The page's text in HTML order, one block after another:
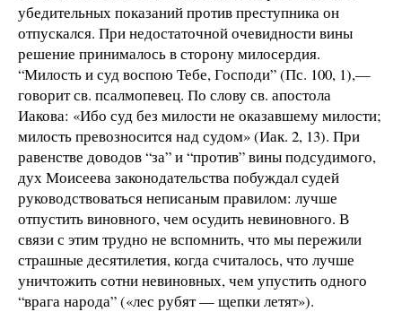
убедительных показаний против преступника он
отпускался. При недостаточной очевидности вины
решение принималось в сторону милосердия.
“Милость и суд воспою Тебе, Господи” (Пс. 100, 1),—
говорит св. псалмопевец. По слову св. апостола
Иакова: «Ибо суд без милости не оказавшему милости;
милость превозносится над судом» (Иак. 2, 13). При
равенстве доводов “за” и “против” вины подсудимого,
дух Моисеева законодательства побуждал судей
руководствоваться неписаным правилом: лучше
отпустить виновного, чем осудить невиновного. В
связи с этим трудно не вспомнить, что мы пережили
страшные десятилетия, когда считалось, что лучше
уничтожить сотни невиновных, чем упустить одного
“врага народа” («лес рубят — щепки летят»).